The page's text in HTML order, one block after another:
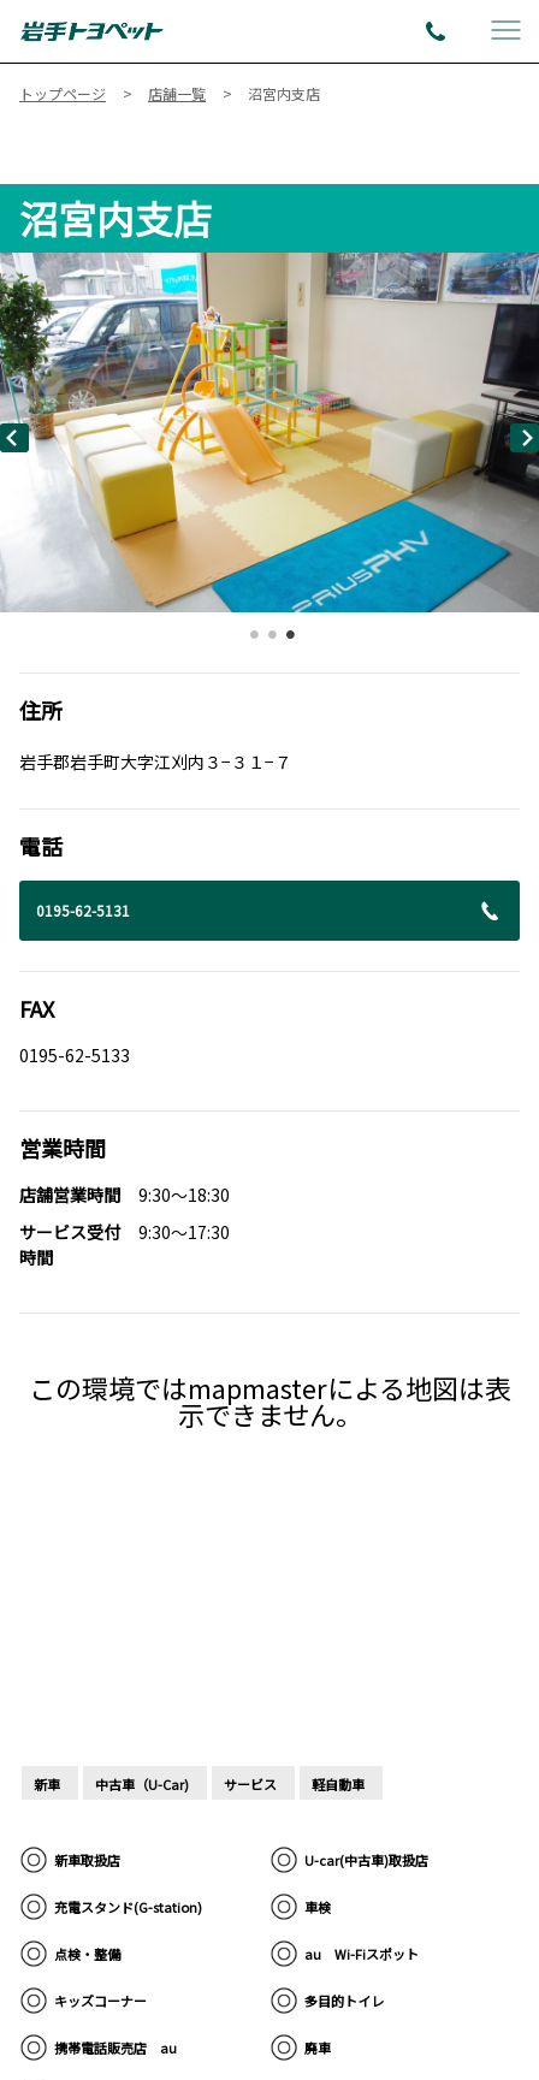
トップページ 店舗一覧 沼宮内支店
沼宮内支店
住所
岩手郡岩手町大字江刈内３−３１−７
電話
0195-62-5131
FAX
0195-62-5133
営業時間
店舗営業時間
9:30～18:30
サービス受付
時間
9:30～17:30
新車 中古車（U-Car) サービス 軽自動車
新車取扱店 U-car(中古車)取扱店
充電スタンド(G-station) 車検
点検・整備 au Wi-Fiスポット
キッズコーナー 多目的トイレ
携帯電話販売店 au 廃車
この環境ではmapmasterによる地図は表
示できません。